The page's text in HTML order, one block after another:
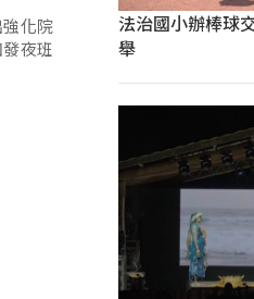
化院
夜班
法治國小辦棒球
舉